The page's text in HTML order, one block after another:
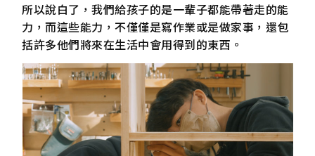
所以說白了，我們給孩子的是一輩子都能帶著走的能
力，而這些能力，不僅僅是寫作業或是做家事，還包
括許多他們將來在生活中會用得到的東西。